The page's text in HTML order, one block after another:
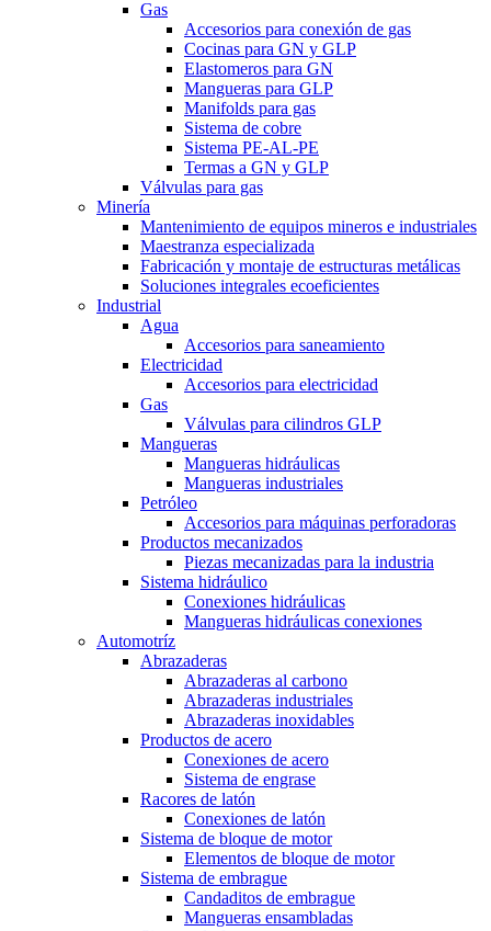
Gas
Accesorios para conexión de gas
Cocinas para GN y GLP
Elastomeros para GN
Mangueras para GLP
Manifolds para gas
Sistema de cobre
Sistema PE-AL-PE
Termas a GN y GLP
Válvulas para gas
Minería
Mantenimiento de equipos mineros e industriales
Maestranza especializada
Fabricación y montaje de estructuras metálicas
Soluciones integrales ecoeficientes
Industrial
Agua
Accesorios para saneamiento
Electricidad
Accesorios para electricidad
Gas
Válvulas para cilindros GLP
Mangueras
Mangueras hidráulicas
Mangueras industriales
Petróleo
Accesorios para máquinas perforadoras
Productos mecanizados
Piezas mecanizadas para la industria
Sistema hidráulico
Conexiones hidráulicas
Mangueras hidráulicas conexiones
Automotríz
Abrazaderas
Abrazaderas al carbono
Abrazaderas industriales
Abrazaderas inoxidables
Productos de acero
Conexiones de acero
Sistema de engrase
Racores de latón
Conexiones de latón
Sistema de bloque de motor
Elementos de bloque de motor
Sistema de embrague
Candaditos de embrague
Mangueras ensambladas